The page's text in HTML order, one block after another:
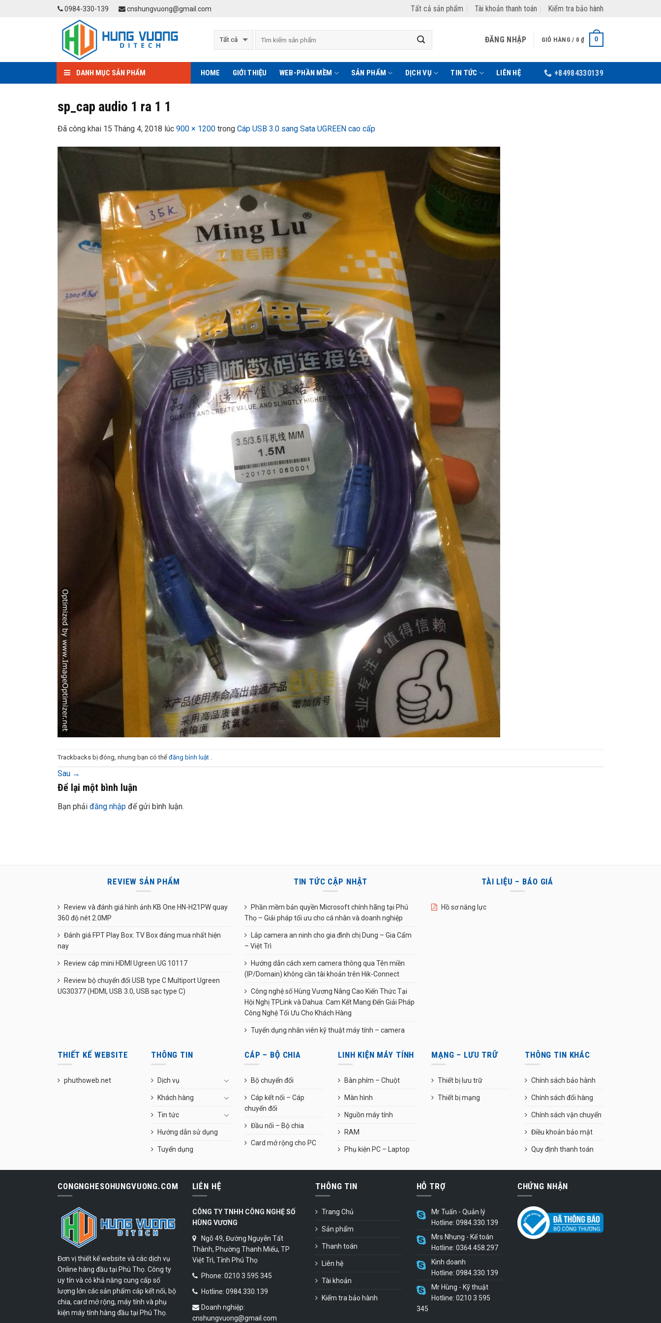
0984-330-139 cnshungvuong@gmail.com Tất cả sản phẩm Tài khoản thanh toán Kiểm tra bảo hành
ĐĂNG NHẬP GIỎ HÀNG / 0₫ 0
DANH MỤC SẢN PHẨM HOME GIỚI THIỆU WEB-PHẦN MỀM SẢN PHẨM DỊCH VỤ TIN TỨC LIÊN HỆ +84984330139
sp_cap audio 1 ra 1 1
Đã công khai 15 Tháng 4, 2018 lúc 900 × 1200 trong Cáp USB 3.0 sang Sata UGREEN cao cấp
Trackbacks bị đóng, nhưng bạn có thể đăng bình luật .
Sau →
Để lại một bình luận
Bạn phải đăng nhập để gửi bình luận.
REVIEW SẢN PHẨM
Review và đánh giá hình ảnh KB One HN-H21PW quay
360 độ nét 2.0MP
Đánh giá FPT Play Box: TV Box đáng mua nhất hiện
nay
Review cáp mini HDMI Ugreen UG 10117
Review bộ chuyển đổi USB type C Multiport Ugreen
UG30377 (HDMI, USB 3.0, USB sạc type C)
TIN TỨC CẬP NHẬT
Phần mềm bản quyền Microsoft chính hãng tại Phú
Thọ – Giải pháp tối ưu cho cá nhân và doanh nghiệp
Lắp camera an ninh cho gia đình chị Dung – Gia Cẩm
– Việt Trì
Hướng dẫn cách xem camera thông qua Tên miền
(IP/Domain) không cần tài khoản trên Hik-Connect
Công nghệ số Hùng Vương Nâng Cao Kiến Thức Tại
Hội Nghị TPLink và Dahua: Cam Kết Mang Đến Giải Pháp
Công Nghệ Tối Ưu Cho Khách Hàng
Tuyển dụng nhân viên kỹ thuật máy tính – camera
TÀI LIỆU – BÁO GIÁ
Hồ sơ năng lực
THIẾT KẾ WEBSITE
phuthoweb.net
THÔNG TIN
Dịch vụ
Khách hàng
Tin tức
Hướng dẫn sử dụng
Tuyển dụng
CÁP – BỘ CHIA
Bộ chuyển đổi
Cáp kết nối – Cáp
chuyển đổi
Đầu nối – Bộ chia
Card mở rộng cho PC
LINH KIỆN MÁY TÍNH
Bàn phím – Chuột
Màn hình
Nguồn máy tính
RAM
Phụ kiện PC – Laptop
MẠNG – LƯU TRỮ
Thiết bị lưu trữ
Thiết bị mạng
THÔNG TIN KHÁC
Chính sách bảo hành
Chính sách đổi hàng
Chính sách vận chuyển
Điều khoản bảo mật
Quy định thanh toán
CONGNGHESOHUNGVUONG.COM
Đơn vị thiết kế website và các dịch vụ
Online hàng đầu tại Phú Thọ. Công ty
uy tín và có khả năng cung cấp số
lượng lớn các sản phẩm cáp kết nối, bộ
chia, card mở rộng, máy tính và phụ
kiện máy tính hàng đầu tại Phú Thọ.
LIÊN HỆ
CÔNG TY TNHH CÔNG NGHỆ SỐ
HÙNG VƯƠNG
Ngõ 49, Đường Nguyễn Tất
Thành, Phường Thanh Miếu, TP
Việt Trì, Tỉnh Phú Thọ
Phone: 0210 3 595 345
Hotline: 0984.330.139
Doanh nghiệp:
cnshungvuong@gmail.com
THÔNG TIN
Trang Chủ
Sản phẩm
Thanh toán
Liên hệ
Tài khoản
Kiểm tra bảo hành
HỖ TRỢ
Mr Tuấn - Quản lý
Hotline: 0984.330.139
Mrs Nhung - Kế toán
Hotline: 0364.458.297
Kinh doanh
Hotline: 0984.330.139
Mr Hùng - Kỹ thuật
Hotline: 0210 3 595
345
CHỨNG NHẬN